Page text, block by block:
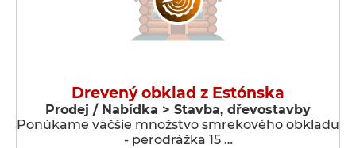
Drevený obklad z Estónska
Prodej / Nabídka > Stavba, dřevostavby
Ponúkame väčšie množstvo smrekového obkladu
- perodrážka 15 …